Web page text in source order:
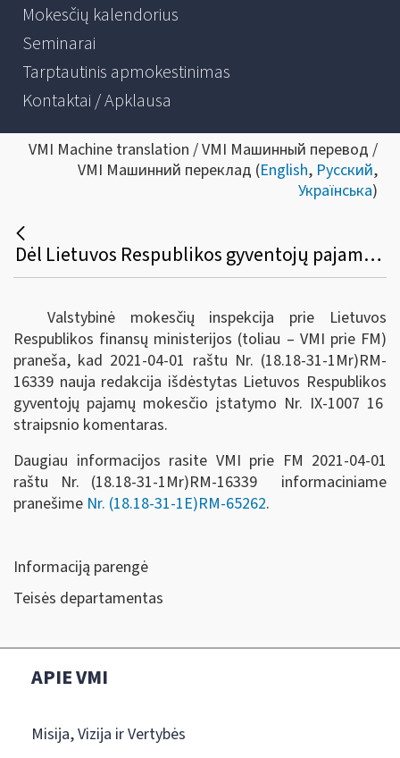
Mokesčių kalendorius
Seminarai
Tarptautinis apmokestinimas
Kontaktai / Apklausa
VMI Machine translation / VMI Машинный перевод /
VMI Машинний переклад (English, Русский,
Українська)
Dėl Lietuvos Respublikos gyventojų pajamų mokesčio įstatymo 16 straipsnio komentaro naujos redakcijos
Valstybinė mokesčių inspekcija prie Lietuvos
Respublikos finansų ministerijos (toliau – VMI prie FM)
praneša, kad 2021-04-01 raštu Nr. (18.18-31-1Mr)RM-
16339 nauja redakcija išdėstytas Lietuvos Respublikos
gyventojų pajamų mokesčio įstatymo Nr. IX-1007 16
straipsnio komentaras.
Daugiau informacijos rasite VMI prie FM 2021-04-01
raštu Nr. (18.18-31-1Mr)RM-16339 informaciniame
pranešime Nr. (18.18-31-1E)RM-65262.
Informaciją parengė
Teisės departamentas
APIE VMI
Misija, Vizija ir Vertybės